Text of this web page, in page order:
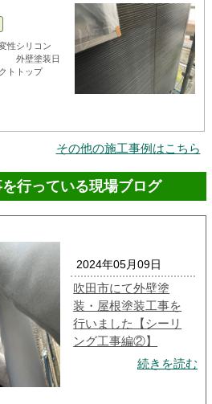
性シリコン
装日
トトップ
その他の施工事例はこちら
行っている現場ブログ
2024年05月09日
吹田市にて外壁塗
装・屋根塗装工事を
行いました【シーリ
ング工事編②】
続きを読む